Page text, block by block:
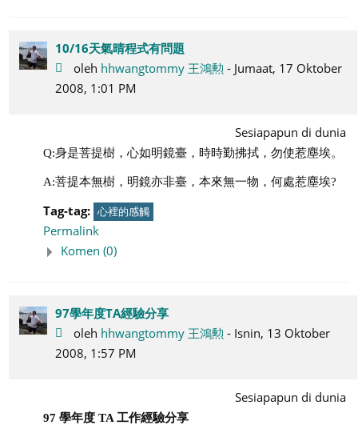
10/16天氣晴程式有問題
oleh hhwangtommy 王鴻勲 - Jumaat, 17 Oktober
2008, 1:01 PM
Sesiapapun di dunia
Q:身是菩提樹，心如明鏡臺，時時勤拂拭，勿使惹塵埃。
A:菩提本無樹，明鏡亦非臺，本來無一物，何處惹塵埃?
Tag-tag: 心裡的感觸
Permalink
Komen (0)
97學年度TA經驗分享
oleh hhwangtommy 王鴻勲 - Isnin, 13 Oktober
2008, 1:57 PM
Sesiapapun di dunia
97 學年度 TA 工作經驗分享